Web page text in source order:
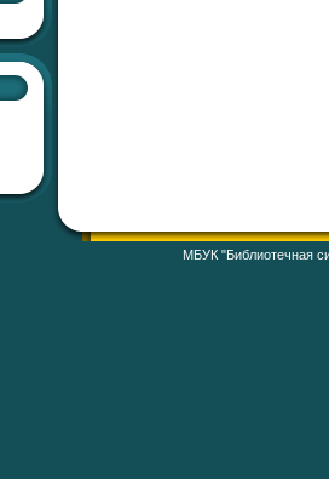
МБУК "Библиотечная